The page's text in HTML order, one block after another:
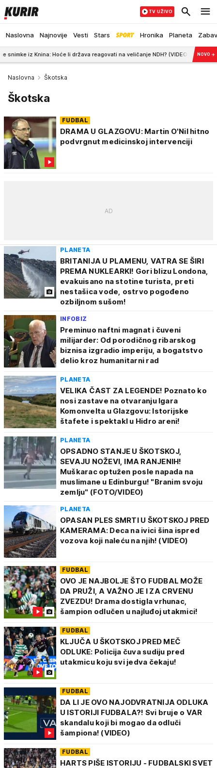
Naslovna Najnovije Vesti Stars Hronika Planeta
TV UŽIVO
Knina: Hoće li država reagovati na veličanje NDH? (VIDEO) 17:22 MARKO
NOVO →
Naslovna Škotska
Škotska
FUDBAL
DRAMA U GLAZGOVU: Martin O'Nil hitno
podvrgnut medicinskoj intervenciji
PLANETA
BRITANIJA U PLAMENU, VATRA SE ŠIRI
PREMA NUKLEARKI! Gori blizu Londona,
evakuisano na stotine turista, preti
nestašica vode, ostrvo pogođeno
ozbiljnom sušom!
INFOBIZ
Preminuo naftni magnat i čuveni
milijarder: Od porodičnog ribarskog
biznisa izgradio imperiju, a bogatstvo
delio kroz humanitarni rad
PLANETA
VELIKA ČAST ZA LEGENDE! Poznato ko
nosi zastave na otvaranju Igara
Komonvelta u Glazgovu: Istorijske
štafete i spektakl u Hidro areni!
PLANETA
OPSADNO STANJE U ŠKOTSKOJ,
SEVAJU NOŽEVI, IMA RANJENIH!
Muškarac optužen posle napada na
muslimane u Edinburgu! "Branim svoju
zemlju" (FOTO/VIDEO)
PLANETA
OPASAN PLES SMRTI U ŠKOTSKOJ PRED
KAMERAMA: Deca na ivici šina ispred
vozova koji naleću na njih! (VIDEO)
FUDBAL
OVO JE NAJBOLJE ŠTO FUDBAL MOŽE
DA PRUŽI, A VAŽNO JE I ZA CRVENU
ZVEZDU! Drama dostigla vrhunac,
šampion odlučen u najluđoj utakmici!
FUDBAL
KLJUČA U ŠKOTSKOJ PRED MEČ
ODLUKE: Policija čuva sudiju pred
utakmicu koju svi jedva čekaju!
FUDBAL
DA LI JE OVO NAJODVRATNIJA ODLUKA
U ISTORIJI FUDBALA?! Svi bruje o VAR
skandalu koji bi mogao da odluči
šampiona! (VIDEO)
FUDBAL
HARTS PIŠE ISTORIJU - FUDBALSKI SVET